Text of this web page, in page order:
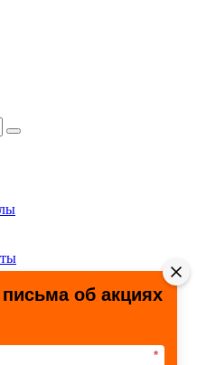
об акциях
*